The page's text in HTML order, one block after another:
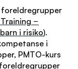
foreldregrupper
−
i risiko).
i
PMTO-kurs